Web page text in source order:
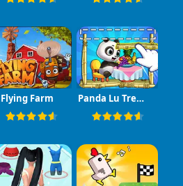
Flying Farm Panda Lu Treehouse